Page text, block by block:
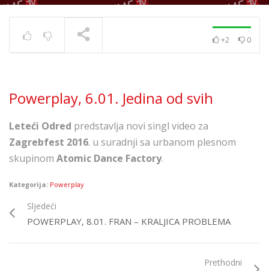
+2 0
Powerplay, 6.01. Jedina od svih
Leteći Odred predstavlja novi singl video za
Zagrebfest 2016. u suradnji sa urbanom plesnom
skupinom Atomic Dance Factory.
Kategorija: Powerplay
Sljedeći
POWERPLAY, 8.01. FRAN – KRALJICA PROBLEMA
Prethodni